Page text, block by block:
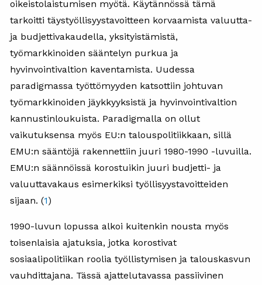
oikeistolaistumisen myötä. Käytännössä tämä
tarkoitti täystyöllisyystavoitteen korvaamista valuutta-
ja budjettivakaudella, yksityistämistä,
työmarkkinoiden sääntelyn purkua ja
hyvinvointivaltion kaventamista. Uudessa
paradigmassa työttömyyden katsottiin johtuvan
työmarkkinoiden jäykkyyksistä ja hyvinvointivaltion
kannustinloukuista. Paradigmalla on ollut
vaikutuksensa myös EU:n talouspolitiikkaan, sillä
EMU:n sääntöjä rakennettiin juuri 1980-1990 -luvuilla.
EMU:n säännöissä korostuikin juuri budjetti- ja
valuuttavakaus esimerkiksi työllisyystavoitteiden
sijaan. (1)
1990-luvun lopussa alkoi kuitenkin nousta myös
toisenlaisia ajatuksia, jotka korostivat
sosiaalipolitiikan roolia työllistymisen ja talouskasvun
vauhdittajana. Tässä ajattelutavassa passiivinen